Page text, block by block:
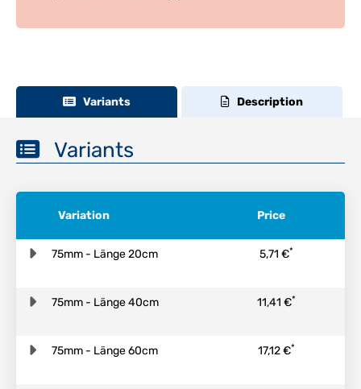
Variants Description
Variants
Variation Price
75mm - Länge 20cm 5,71 €*
75mm - Länge 40cm 11,41 €*
75mm - Länge 60cm 17,12 €*